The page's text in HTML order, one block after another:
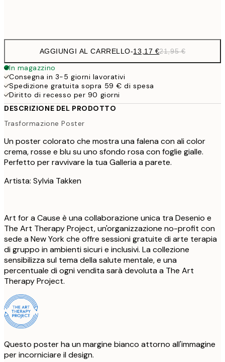
AGGIUNGI AL CARRELLO-13,17 €21,95 €
In magazzino
Consegna in 3-5 giorni lavorativi
Spedizione gratuita sopra 59 € di spesa
Diritto di recesso per 90 giorni
DESCRIZIONE DEL PRODOTTO
Trasformazione Poster
Un poster colorato che mostra una falena con ali color
crema, rosse e blu su uno sfondo rosa con foglie gialle.
Perfetto per ravvivare la tua Galleria a parete.
Artista: Sylvia Takken
Art for a Cause è una collaborazione unica tra Desenio e
The Art Therapy Project, un'organizzazione no-profit con
sede a New York che offre sessioni gratuite di arte terapia
di gruppo in ambienti sicuri e inclusivi. La collezione
sensibilizza sul tema della salute mentale, e una
percentuale di ogni vendita sarà devoluta a The Art
Therapy Project.
Questo poster ha un margine bianco attorno all'immagine
per incorniciare il design.